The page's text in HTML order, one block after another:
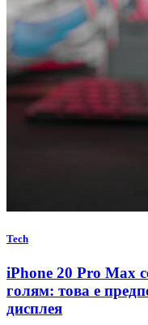
Tech
iPhone 20 Pro Max
голям: това е
дисплея